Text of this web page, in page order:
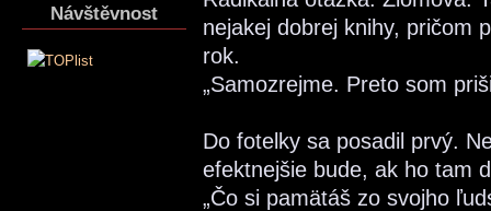
Návštěvnost
nejakej dobrej knihy, pričom
rok.
„Samozrejme. Preto som
Do fotelky sa posadil prvý.
efektnejšie bude, ak ho tam
„Čo si pamätáš zo svojho